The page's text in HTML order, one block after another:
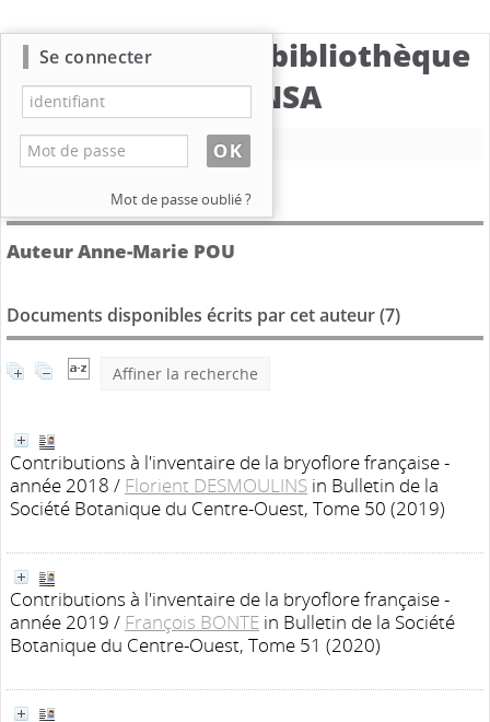
Catalogue de la bibliothèque
du CBNSA
Nouvelle recherche
Détail de l'auteur
Auteur Anne-Marie POU
Documents disponibles écrits par cet auteur (7)
Affiner la recherche
Contributions à l'inventaire de la bryoflore française -
année 2018 / Florient DESMOULINS in Bulletin de la
Société Botanique du Centre-Ouest, Tome 50 (2019)
Contributions à l'inventaire de la bryoflore française -
année 2019 / François BONTE in Bulletin de la Société
Botanique du Centre-Ouest, Tome 51 (2020)
Se connecter
Mot de passe oublié ?